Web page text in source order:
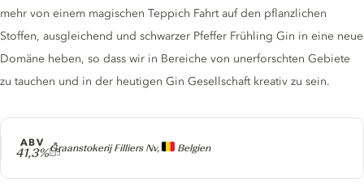
Producer
Graanstokerij Filliers Nv, Belgien
ABV
41,3%
mehr von einem magischen Teppich Fahrt auf den pflanzlichen
Stoffen, ausgleichend und schwarzer Pfeffer Frühling Gin in eine neue
Domäne heben, so dass wir in Bereiche von unerforschten Gebiete
zu tauchen und in der heutigen Gin Gesellschaft kreativ zu sein.